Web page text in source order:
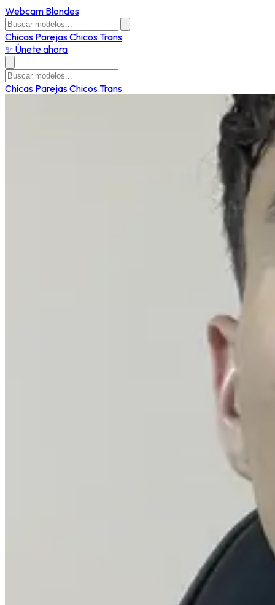
Webcam Blondes
Chicas ParejasChicosTrans
✨ Únete ahora
Chicas ParejasChicosTrans